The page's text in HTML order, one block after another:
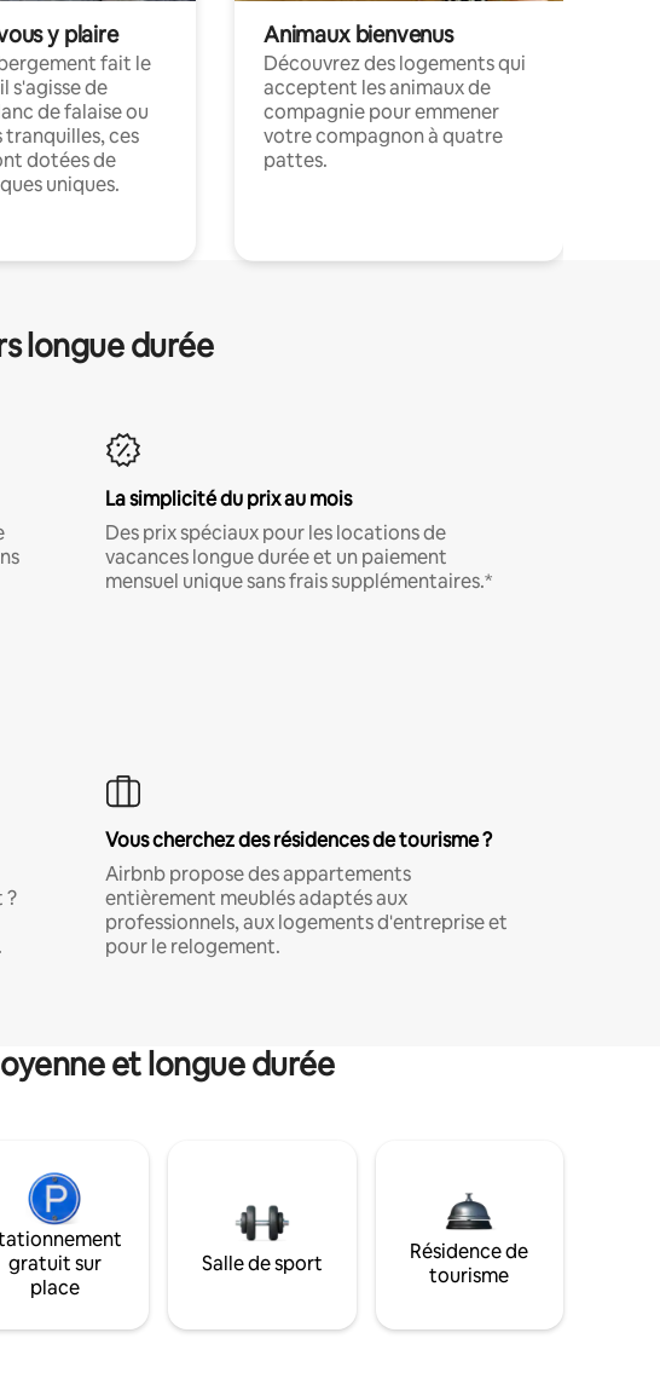
y plaire
fait le
s'agisse de
de falaise ou
tranquilles, ces
dotées de
uniques.
Animaux bienvenus
Découvrez des logements qui
acceptent les animaux de
compagnie pour emmener
votre compagnon à quatre
pattes.
longue durée
La simplicité du prix au mois
Des prix spéciaux pour les locations de
vacances longue durée et un paiement
mensuel unique sans frais supplémentaires.*
?
Vous cherchez des résidences de tourisme ?
Airbnb propose des appartements
entièrement meublés adaptés aux
professionnels, aux logements d'entreprise et
pour le relogement.
et longue durée
gratuit sur
place
Salle de sport
Résidence de
tourisme